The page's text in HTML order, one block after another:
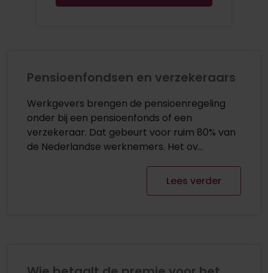
Pensioenfondsen en verzekeraars
Werkgevers brengen de pensioenregeling
onder bij een pensioenfonds of een
verzekeraar. Dat gebeurt voor ruim 80% van
de Nederlandse werknemers. Het ov...
Lees verder